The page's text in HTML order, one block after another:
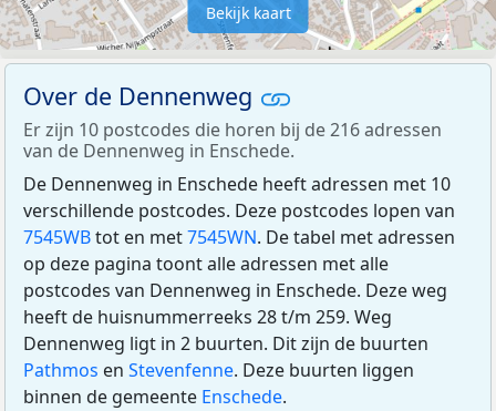
Bekijk kaart
Over de Dennenweg
Er zijn 10 postcodes die horen bij de 216 adressen
van de Dennenweg in Enschede.
De Dennenweg in Enschede heeft adressen met 10
verschillende postcodes. Deze postcodes lopen van
7545WBtot en met7545WN. De tabel met adressen
op deze pagina toont alle adressen met alle
postcodes van Dennenweg in Enschede. Deze weg
heeft de huisnummerreeks 28 t/m 259. Weg
Dennenweg ligt in 2 buurten. Dit zijn de buurten
Pathmos en Stevenfenne. Deze buurten liggen
binnen de gemeente Enschede.